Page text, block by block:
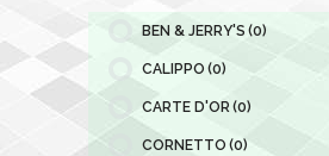
BEN & JERRY'S (0)
CALIPPO (0)
CARTE D'OR(0)
CORNETTO (0)